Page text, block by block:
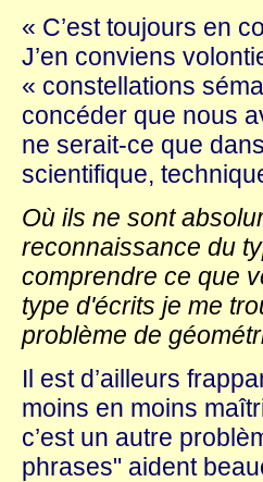
« C’est toujours en
J’en conviens
« constellations
concéder que nous
ne serait-ce que
scientifique,
Où ils ne sont
reconnaissance du
comprendre ce que
type d'écrits je me
problème de
Il est d’ailleurs
moins en moins
c’est un autre
phrases" aident